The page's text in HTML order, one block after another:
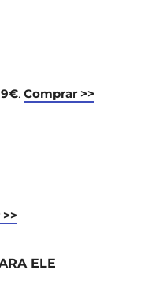
. Comprar >>
ELE